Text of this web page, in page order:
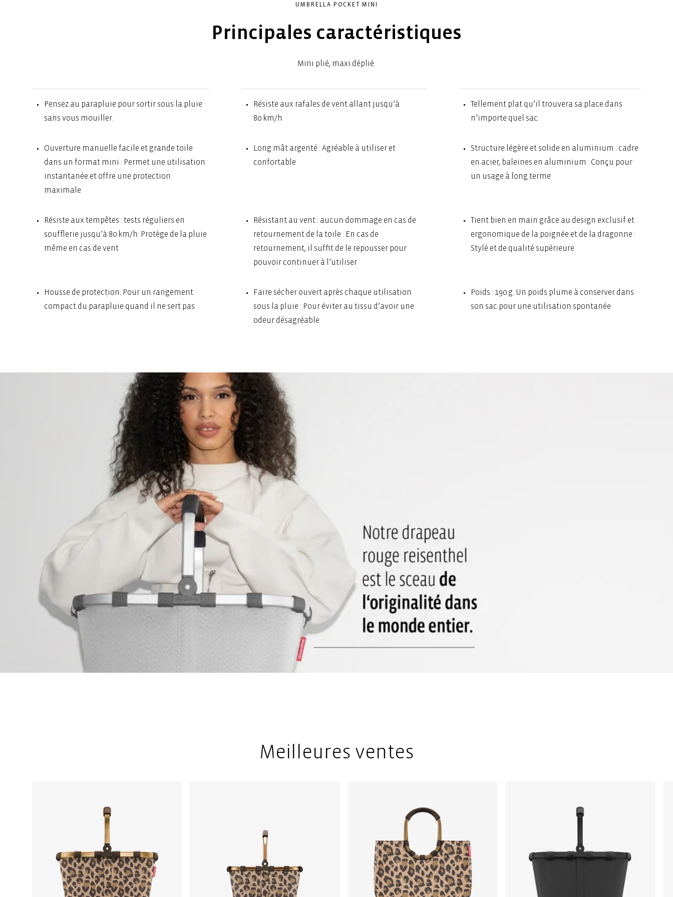
UMBRELLA POCKET MINI
Principales caractéristiques
Mini plié, maxi déplié.
Pensez au parapluie pour sortir sous la pluie
sans vous mouiller.
Résiste aux rafales de vent allant jusqu’à
80 km/h
Tellement plat qu’il trouvera sa place dans
n’importe quel sac.
Ouverture manuelle facile et grande toile
dans un format mini : Permet une utilisation
instantanée et offre une protection
maximale
Long mât argenté : Agréable à utiliser et
confortable
Structure légère et solide en aluminium : cadre
en acier, baleines en aluminium : Conçu pour
un usage à long terme
Résiste aux tempêtes : tests réguliers en
soufflerie jusqu’à 80 km/h: Protège de la pluie
même en cas de vent
Résistant au vent : aucun dommage en cas de
retournement de la toile : En cas de
retournement, il suffit de le repousser pour
pouvoir continuer à l’utiliser
Tient bien en main grâce au design exclusif et
ergonomique de la poignée et de la dragonne :
Stylé et de qualité supérieure
Housse de protection: Pour un rangement
compact du parapluie quand il ne sert pas
Faire sécher ouvert après chaque utilisation
sous la pluie : Pour éviter au tissu d’avoir une
odeur désagréable
Poids : 190 g: Un poids plume à conserver dans
son sac pour une utilisation spontanée
Meilleures ventes